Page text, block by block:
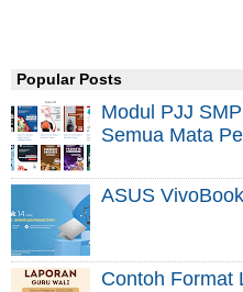
Popular Posts
Modul PJJ
Semua Mata
ASUS
Contoh Format